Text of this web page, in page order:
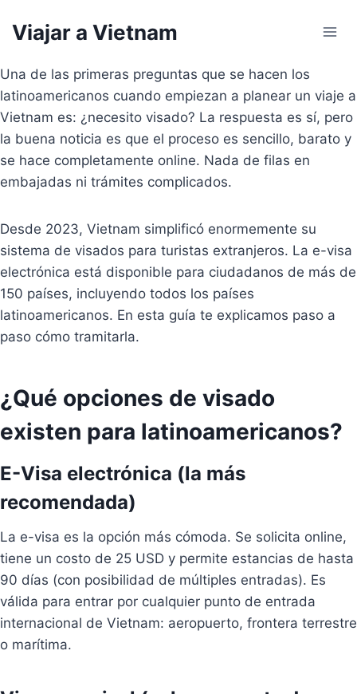
Viajar a Vietnam
Una de las primeras preguntas que se hacen los
latinoamericanos cuando empiezan a planear un viaje a
Vietnam es: ¿necesito visado? La respuesta es sí, pero
la buena noticia es que el proceso es sencillo, barato y
se hace completamente online. Nada de filas en
embajadas ni trámites complicados.
Desde 2023, Vietnam simplificó enormemente su
sistema de visados para turistas extranjeros. La e-visa
electrónica está disponible para ciudadanos de más de
150 países, incluyendo todos los países
latinoamericanos. En esta guía te explicamos paso a
paso cómo tramitarla.
¿Qué opciones de visado
existen para latinoamericanos?
E-Visa electrónica (la más
recomendada)
La e-visa es la opción más cómoda. Se solicita online,
tiene un costo de 25 USD y permite estancias de hasta
90 días (con posibilidad de múltiples entradas). Es
válida para entrar por cualquier punto de entrada
internacional de Vietnam: aeropuerto, frontera terrestre
o marítima.